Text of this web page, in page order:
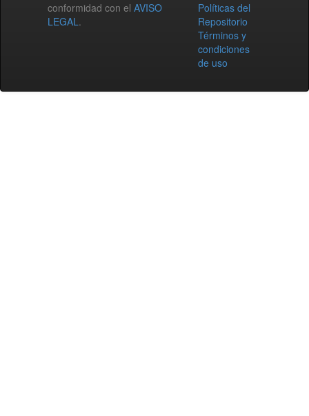
conformidad con el AVISO
LEGAL.
Políticas del
Repositorio
Términos y
condiciones
de uso